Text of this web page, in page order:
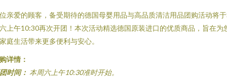
亲爱的顾客，备受期待的德国母婴用品与高品质清洁用品团购活动将
上午10:30再次开团！本次活动精选德国原装进口的优质商品，旨在为
庭生活带来更多便利与安心。
详情：
时间： 本周六上午10:30准时开始。